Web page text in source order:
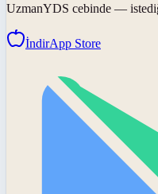
UzmanYDS cebinde —
İndirApp Store